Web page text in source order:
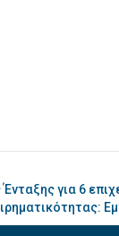
για 6